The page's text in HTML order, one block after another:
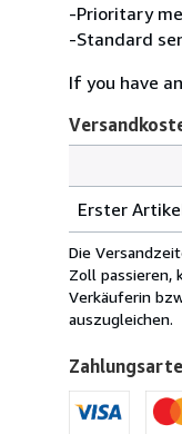
-Prioritary
-Standard
If you have
von
Spanien
nach
USA
Erster
Die
Zoll passieren,
Verkäuferin
auszugleichen.